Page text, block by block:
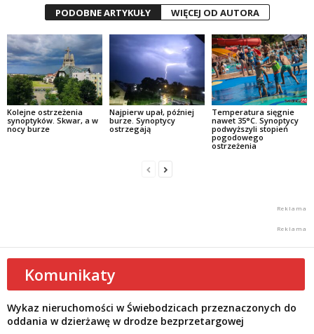
PODOBNE ARTYKUŁY WIĘCEJ OD AUTORA
Kolejne ostrzeżenia
synoptyków. Skwar, a w
nocy burze
Najpierw upał, później
burze. Synoptycy
ostrzegają
Temperatura sięgnie
nawet 35°C. Synoptycy
podwyższyli stopień
pogodowego
ostrzeżenia
Komunikaty
Wykaz nieruchomości w Świebodzicach przeznaczonych do
oddania w dzierżawę w drodze bezprzetargowej